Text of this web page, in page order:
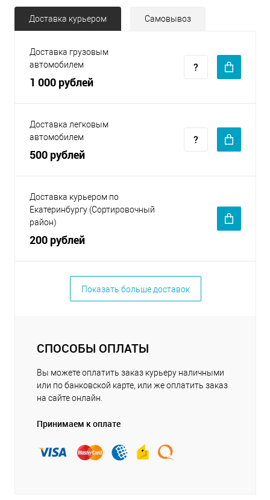
Доставка курьером Самовывоз
Доставка грузовым
автомобилем
1 000 рублей
Доставка легковым
автомобилем
500 рублей
Доставка курьером по
Екатеринбургу (Сортировочный
район)
200 рублей
Показать больше доставок
СПОСОБЫ ОПЛАТЫ
Вы можете оплатить заказ курьеру наличными
или по банковской карте, или же оплатить заказ
на сайте онлайн.
Принимаем к оплате